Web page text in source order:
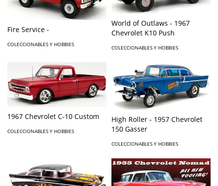
Fire Service -
COLECCIONABLES Y HOBBIES
World of Outlaws - 1967
Chevrolet K10 Push
COLECCIONABLES Y HOBBIES
1967 Chevrolet C-10 Custom
COLECCIONABLES Y HOBBIES
High Roller - 1957 Chevrolet
150 Gasser
COLECCIONABLES Y HOBBIES